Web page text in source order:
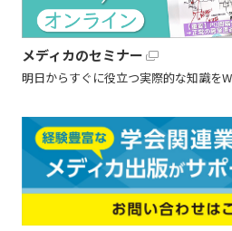
メディカのセミナー
明日からすぐに役立つ実際的な知識を